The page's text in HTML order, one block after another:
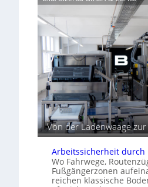
t
e
r
t
f
ü
r
k
u
n
d
e
n
s
p
e
z
i
Von der Ladenwaage zur
Arbeitssicherheit durch
Wo Fahrwege,
Fußgängerzonen
reichen klassische